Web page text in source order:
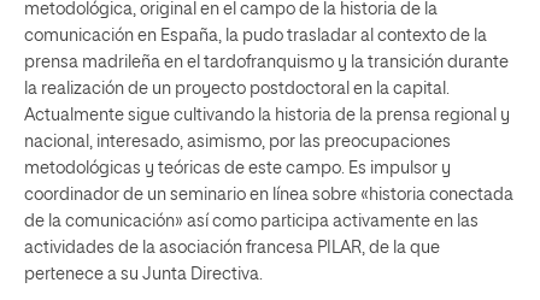
metodológica, original en el campo de la historia de la
comunicación en España, la pudo trasladar al contexto de la
prensa madrileña en el tardofranquismo y la transición durante
la realización de un proyecto postdoctoral en la capital.
Actualmente sigue cultivando la historia de la prensa regional y
nacional, interesado, asimismo, por las preocupaciones
metodológicas y teóricas de este campo. Es impulsor y
coordinador de un seminario en línea sobre «historia conectada
de la comunicación» así como participa activamente en las
actividades de la asociación francesa PILAR, de la que
pertenece a su Junta Directiva.